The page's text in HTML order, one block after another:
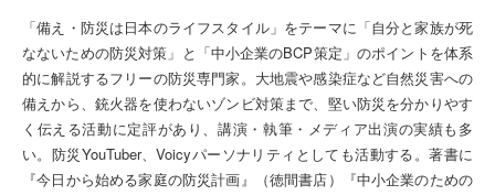
「備え・防災は日本のライフスタイル」をテーマに「自分と家族が死
なないための防災対策」と「中小企業のBCP策定」のポイントを体系
的に解説するフリーの防災専門家。大地震や感染症など自然災害への
備えから、銃火器を使わないゾンビ対策まで、堅い防災を分かりやす
く伝える活動に定評があり、講演・執筆・メディア出演の実績も多
い。防災YouTuber、Voicyパーソナリティとしても活動する。著書に
『今日から始める家庭の防災計画』（徳間書店）『中小企業のための